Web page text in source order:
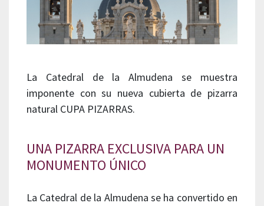
La Catedral de la Almudena se muestra
imponente con su nueva cubierta de pizarra
natural CUPA PIZARRAS.
UNA PIZARRA EXCLUSIVA PARA UN
MONUMENTO ÚNICO
La Catedral de la Almudena se ha convertido en